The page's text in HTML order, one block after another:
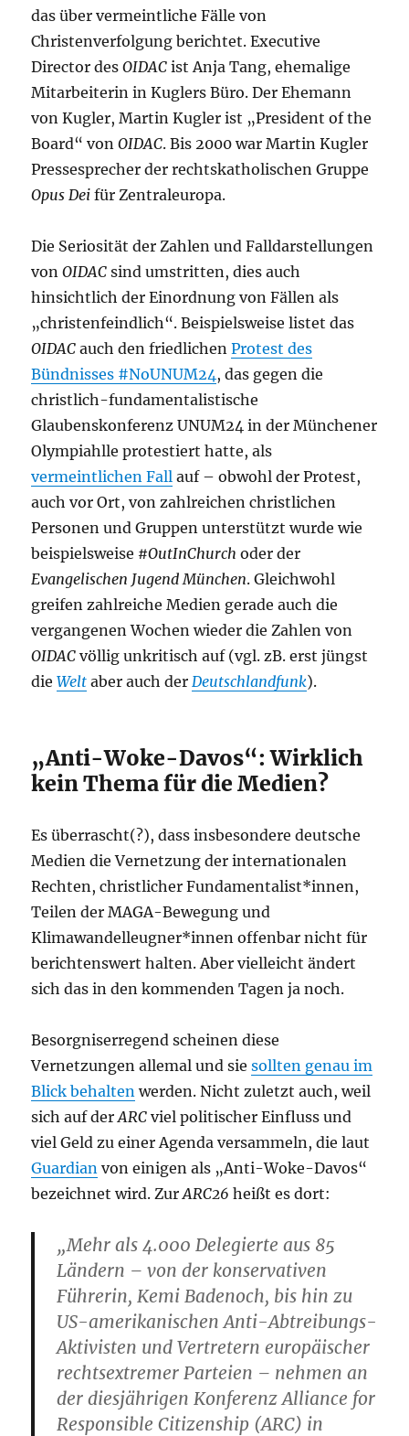
das über vermeintliche Fälle von
Christenverfolgung berichtet. Executive
Director desOIDAC ist Anja Tang, ehemalige
Mitarbeiterin in Kuglers Büro. Der Ehemann
von Kugler, Martin Kugler ist „President of the
Board“ vonOIDAC. Bis 2000 war Martin Kugler
Pressesprecher der rechtskatholischen Gruppe
Opus Dei für Zentraleuropa.
Die Seriosität der Zahlen und Falldarstellungen
vonOIDAC sind umstritten, dies auch
hinsichtlich der Einordnung von Fällen als
„christenfeindlich“. Beispielsweise listet das
OIDAC auch den friedlichenProtest des
Bündnisses #NoUNUM24 , das gegen die
christlich-fundamentalistische
Glaubenskonferenz UNUM24 in der Münchener
Olympiahlle protestiert hatte, als
vermeintlichen Fall auf – obwohl der Protest,
auch vor Ort, von zahlreichen christlichen
Personen und Gruppen unterstützt wurde wie
beispielsweise #OutInChurch oder der
Evangelischen Jugend München. Gleichwohl
greifen zahlreiche Medien gerade auch die
vergangenen Wochen wieder die Zahlen von
OIDAC völlig unkritisch auf (vgl. zB. erst jüngst
dieWelt aber auch der Deutschlandfunk).
„Anti-Woke-Davos“: Wirklich
kein Thema für die Medien?
Es überrascht(?), dass insbesondere deutsche
Medien die Vernetzung der internationalen
Rechten, christlicher Fundamentalist*innen,
Teilen der MAGA-Bewegung und
Klimawandelleugner*innen offenbar nicht für
berichtenswert halten. Aber vielleicht ändert
sich das in den kommenden Tagen ja noch.
Besorgniserregend scheinen diese
Vernetzungen allemal und siesollten genau im
Blick behalten werden. Nicht zuletzt auch, weil
sich auf derARC viel politischer Einfluss und
viel Geld zu einer Agenda versammeln, die laut
Guardian von einigen als „Anti-Woke-Davos“
bezeichnet wird. ZurARC26heißt es dort:
„Mehr als 4.000 Delegierte aus 85
Ländern – von der konservativen
Führerin, Kemi Badenoch, bis hin zu
US-amerikanischen Anti-Abtreibungs-
Aktivisten und Vertretern europäischer
rechtsextremer Parteien – nehmen an
der diesjährigen Konferenz Alliance for
Responsible Citizenship (ARC) in